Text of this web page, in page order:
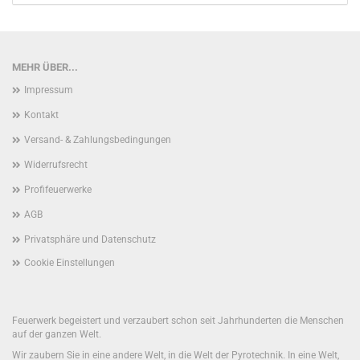
MEHR ÜBER...
Impressum
Kontakt
Versand- & Zahlungsbedingungen
Widerrufsrecht
Profifeuerwerke
AGB
Privatsphäre und Datenschutz
Cookie Einstellungen
Feuerwerk begeistert und verzaubert schon seit Jahrhunderten die Menschen
auf der ganzen Welt.
Wir zaubern Sie in eine andere Welt, in die Welt der Pyrotechnik. In eine Welt,